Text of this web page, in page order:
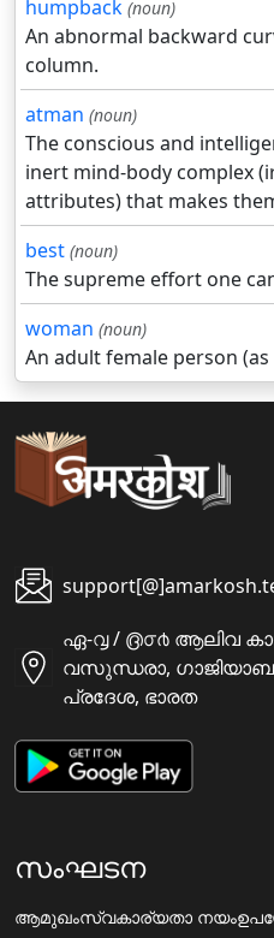
humpback (noun)
An abnormal backward
column.
atman (noun)
The conscious and
inert mind-body complex
attributes) that makes
best (noun)
The supreme effort one
woman (noun)
An adult female person
ഏ-൮ / ൫൦൪ ആലിവ
വസുന്ധരാ,
പ്രദേശ, ഭാരത
സംഘടന
ആമുഖംസ്വകാര്യതാ നയം